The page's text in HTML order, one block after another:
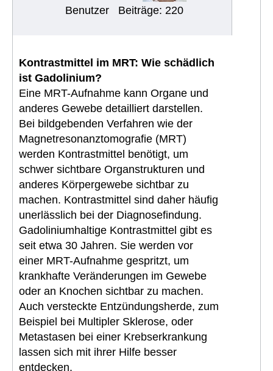
Benutzer Beiträge: 220
Kontrastmittel im MRT: Wie schädlich
ist Gadolinium?
Eine MRT-Aufnahme kann Organe und
anderes Gewebe detailliert darstellen.
Bei bildgebenden Verfahren wie der
Magnetresonanztomografie (MRT)
werden Kontrastmittel benötigt, um
schwer sichtbare Organstrukturen und
anderes Körpergewebe sichtbar zu
machen. Kontrastmittel sind daher häufig
unerlässlich bei der Diagnosefindung.
Gadoliniumhaltige Kontrastmittel gibt es
seit etwa 30 Jahren. Sie werden vor
einer MRT-Aufnahme gespritzt, um
krankhafte Veränderungen im Gewebe
oder an Knochen sichtbar zu machen.
Auch versteckte Entzündungsherde, zum
Beispiel bei Multipler Sklerose, oder
Metastasen bei einer Krebserkrankung
lassen sich mit ihrer Hilfe besser
entdecken.